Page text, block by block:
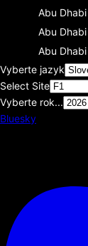
Abu Dhabi
Abu Dhabi
Abu Dhabi
Vyberte jazyk
Select Site
Vyberte rok...
Bluesky